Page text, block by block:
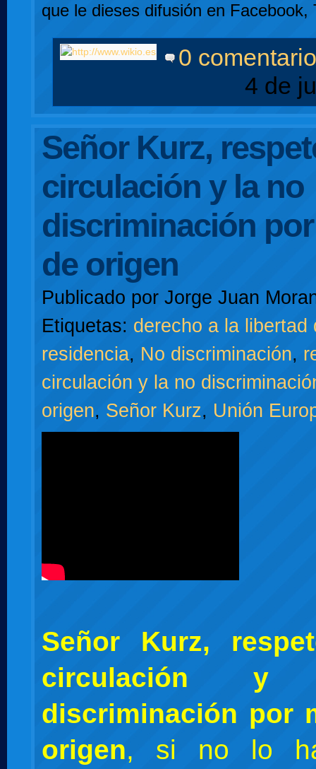
que le dieses difusión en Facebook,
0
4 de
Señor Kurz,
circulación y la no
discriminación
de origen
Publicado por Jorge Juan
Etiquetas: derecho a la libertad
residencia, No discriminación,
circulación y la no
origen, Señor Kurz, Unión
Señor Kurz,
circulación
discriminación por
origen, si no lo